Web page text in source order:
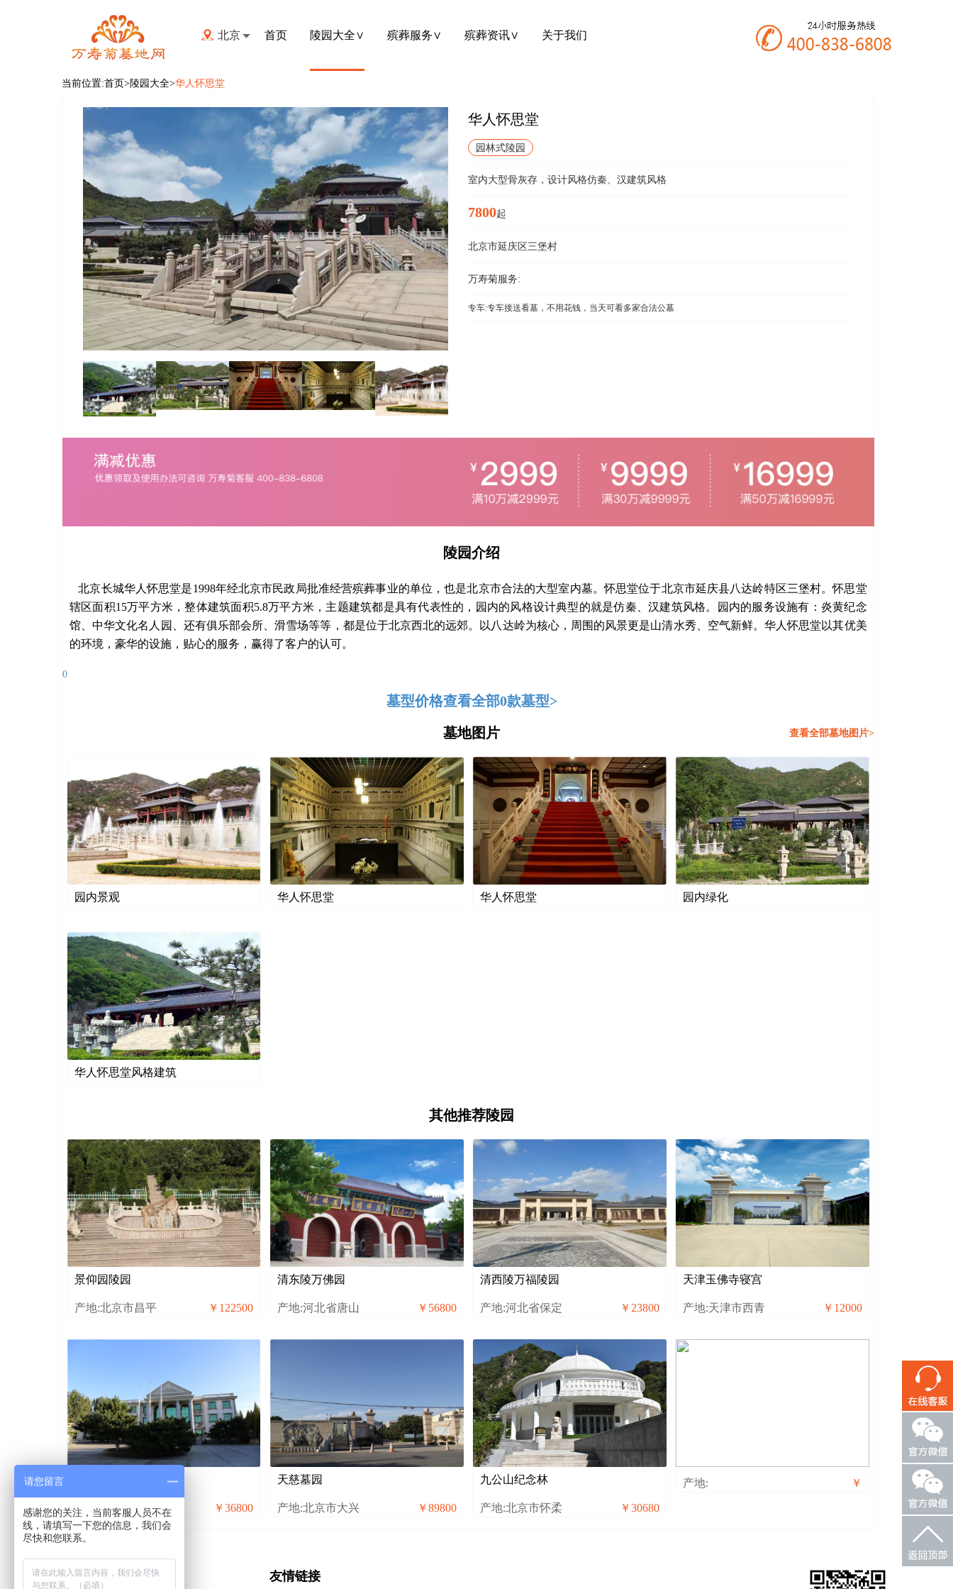
北京 首页 陵园大全∨ 殡葬服务∨ 殡葬资讯∨ 关于我们
当前位置:首页>陵园大全>华人怀思堂
华人怀思堂
园林式陵园
室内大型骨灰存，设计风格仿秦、汉建筑风格
7800起
北京市延庆区三堡村
万寿菊服务:
专车:专车接送看墓，不用花钱，当天可看多家合法公墓
陵园介绍
北京长城华人怀思堂是1998年经北京市民政局批准经营殡葬事业的单位，也是北京市合法的大型室内墓。怀思堂位于北京市延庆县八达岭特区三堡村。怀思堂
辖区面积15万平方米，整体建筑面积5.8万平方米，主题建筑都是具有代表性的，园内的风格设计典型的就是仿秦、汉建筑风格。园内的服务设施有：炎黄纪念
馆、中华文化名人园、还有俱乐部会所、滑雪场等等，都是位于北京西北的远郊。以八达岭为核心，周围的风景更是山清水秀、空气新鲜。华人怀思堂以其优美
的环境，豪华的设施，贴心的服务，赢得了客户的认可。
0
墓型价格查看全部0款墓型>
墓地图片 查看全部墓地图片>
园内景观 华人怀思堂 华人怀思堂 园内绿化
华人怀思堂风格建筑
其他推荐陵园
景仰园陵园
产地:北京市昌平 ￥122500
清东陵万佛园
产地:河北省唐山 ￥56800
清西陵万福陵园
产地:河北省保定 ￥23800
天津玉佛寺寝宫
产地:天津市西青 ￥12000
产地:通州区宋庄 ￥36800
天慈墓园
产地:北京市大兴 ￥89800
九公山纪念林
产地:北京市怀柔 ￥30680
产地: ￥
友情链接
请您留言
感谢您的关注，当前客服人员不在
线，请填写一下您的信息，我们会
尽快和您联系。